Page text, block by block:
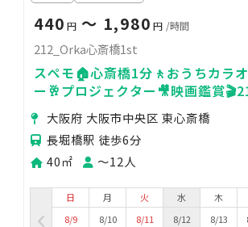
440 円〜 1,980 円 /時間
212_Orka心斎橋1st
スペモ🏠心斎橋1分🚶おうちカラ
ー🥂プロジェクター🎥映画鑑賞
大阪府 大阪市中央区 東心斎橋
長堀橋駅 徒歩6分
40㎡
〜12人
日
8/9
月
8/10
火
8/11
水
8/12
木
8/13